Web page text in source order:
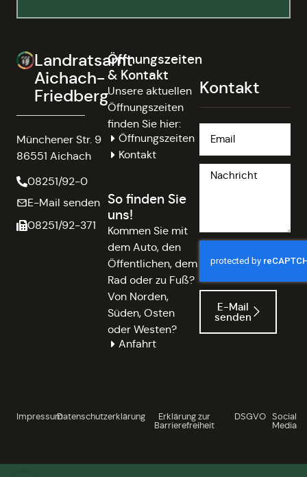
Landratsamt
Aichach-
Friedberg
Münchener Str. 9
86551 Aichach
08251/92-0
E-Mail senden
08251/92-371
Öffnungszeiten
& Kontakt
Unsere aktuellen
Öffnungszeiten
finden Sie hier:
Öffnungszeiten
Kontakt
So finden Sie
uns!
Kommen Sie mit
dem Auto, den
Öffentlichen, dem
Rad oder zu Fuß?
Von Norden,
Süden, Osten
oder Westen?
Anfahrt
Kontakt
E-Mail
senden
ImpressumDatenschutzerklärung Erklärung zur
Barrierefreiheit
DSGVO Social
Media